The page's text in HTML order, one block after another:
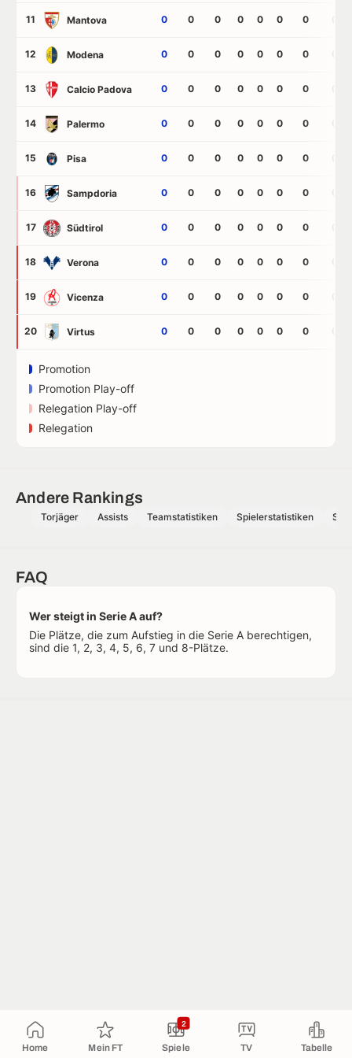
Home Mein FT Spiele
2
TV Tabelle
11 Mantova 0 0 0 0 0 0 0
12 Modena 0 0 0 0 0 0 0
13 Calcio Padova 0 0 0 0 0 0 0
14 Palermo 0 0 0 0 0 0 0
15 Pisa 0 0 0 0 0 0 0
16 Sampdoria 0 0 0 0 0 0 0
17 Südtirol 0 0 0 0 0 0 0
18 Verona 0 0 0 0 0 0 0
19 Vicenza 0 0 0 0 0 0 0
20 Virtus 0 0 0 0 0 0 0
Promotion
Promotion Play-off
Relegation Play-off
Relegation
Andere Rankings
Torjäger Assists Teamstatistiken Spielerstatistiken
FAQ
Wer steigt in Serie A auf?
Die Plätze, die zum Aufstieg in die Serie A berechtigen,
sind die 1, 2, 3, 4, 5, 6, 7 und 8-Plätze.